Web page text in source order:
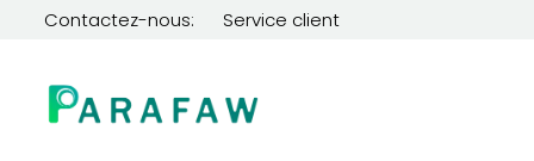
Contactez-nous: Service client